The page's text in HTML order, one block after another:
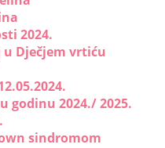
2024.
Dječjem vrtiću
godinu 2024./ 2025.
sindromom